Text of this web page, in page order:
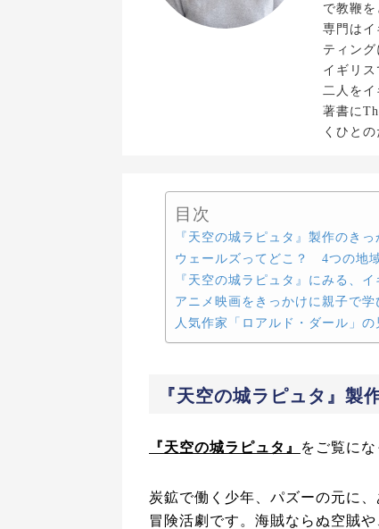
で教鞭を
専門は
ティン
イギリ
二人をイ
著書に
くひと
目次
『天空の城ラピュタ』製作のき
ウェールズってどこ？ 4つの地
『天空の城ラピュタ』にみる、
アニメ映画をきっかけに親子で学
人気作家「ロアルド・ダール」
『天空の城ラピュタ』製
『天空の城ラピュタ』 をご覧に
炭鉱で働く少年、パズーの元に
冒険活劇です。海賊ならぬ空賊